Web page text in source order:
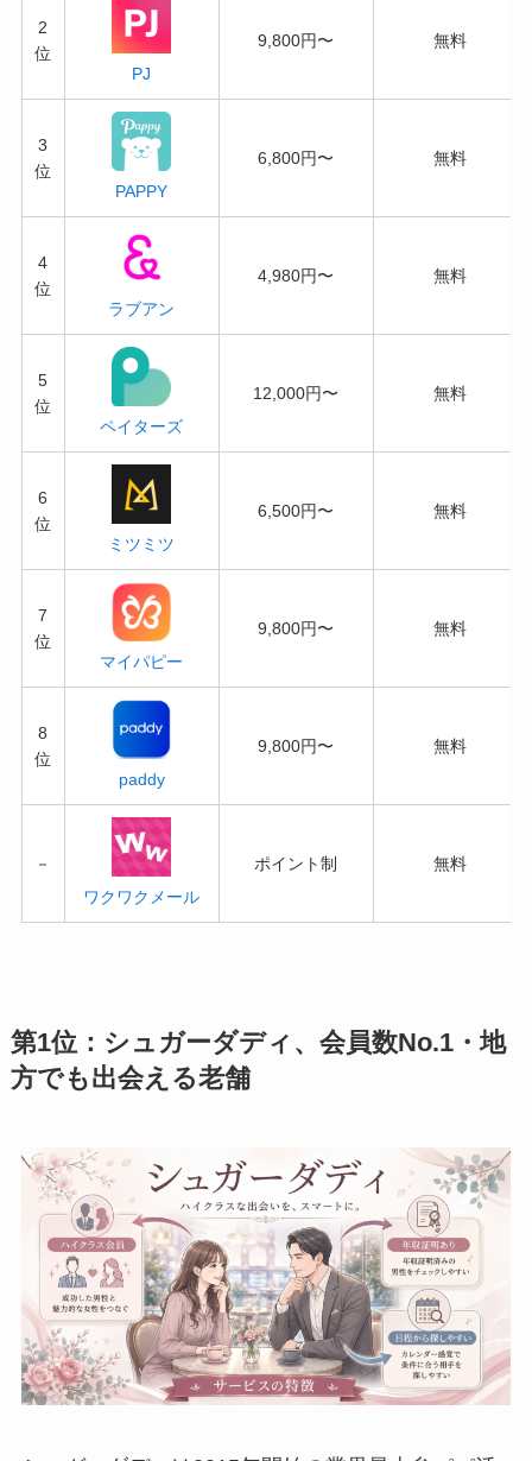
2
位
PJ
9,800円〜 無料
3
位
PAPPY
6,800円〜 無料
4
位
ラブアン
4,980円〜 無料
5
位
ペイターズ
12,000円〜 無料
6
位
ミツミツ
6,500円〜 無料
7
位
マイパピー
9,800円〜 無料
8
位
paddy
9,800円〜 無料
－
ワクワクメール
ポイント制 無料
第1位：シュガーダディ、会員数No.1・地
方でも出会える老舗